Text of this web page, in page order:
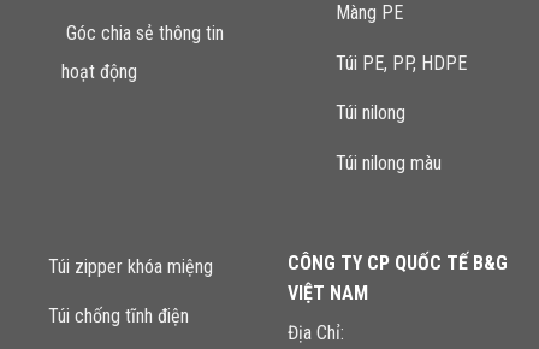
Góc chia sẻ thông tin
hoạt động
Màng PE
Túi PE, PP, HDPE
Túi nilong
Túi nilong màu
Túi zipper khóa miệng
Túi chống tĩnh điện
CÔNG TY CP QUỐC TẾ B&G
VIỆT NAM
Địa Chỉ: